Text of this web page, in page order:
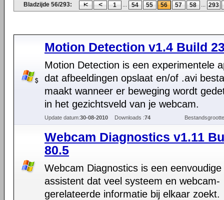
Bladzijde 56/293: 1 ... 54 55 56 57 58 ... 293
Motion Detection v1.4 Build
Motion Detection is een experimentele
dat afbeeldingen opslaat en/of .avi
maakt wanneer er beweging wordt
in het gezichtsveld van je webcam.
Update datum:30-08-2010 Downloads :74
Webcam Diagnostics v1.11
80.5
Webcam Diagnostics is een eenvoudige
assistent dat veel systeem en webcam-
gerelateerde informatie bij elkaar zoekt.